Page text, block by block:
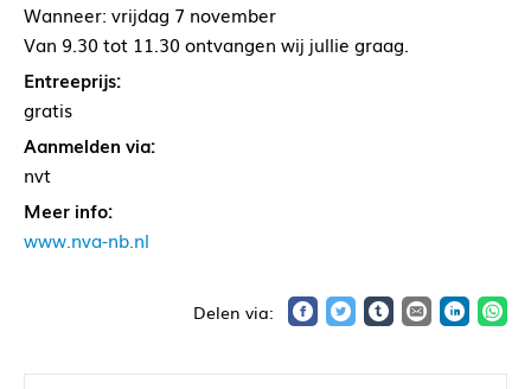
Wanneer: vrijdag 7 november
Van 9.30 tot 11.30 ontvangen wij jullie graag.
Entreeprijs:
gratis
Aanmelden via:
nvt
Meer info:
www.nva-nb.nl